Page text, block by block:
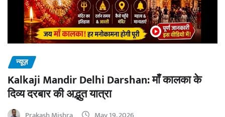
न्यूज़
Kalkaji Mandir Delhi Darshan: माँ कालका के
दिव्य दरबार की अद्भुत यात्रा